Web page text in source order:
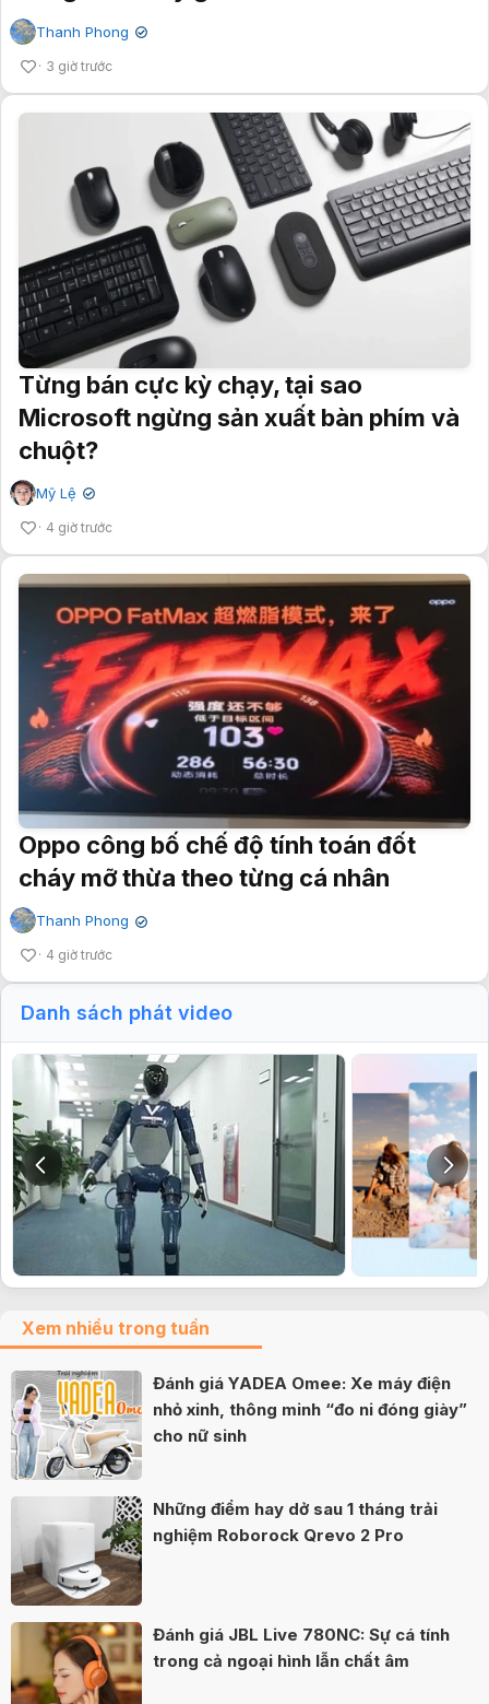
Thanh Phong ✔
3 giờ trước
Từng bán cực kỳ chạy, tại sao
Microsoft ngừng sản xuất bàn phím và
chuột?
Mỹ Lệ ✔
4 giờ trước
Oppo công bố chế độ tính toán đốt
cháy mỡ thừa theo từng cá nhân
Thanh Phong ✔
4 giờ trước
Danh sách phát video
Xem nhiều trong tuần
Đánh giá YADEA Omee: Xe máy điện
nhỏ xinh, thông minh “đo ni đóng giày”
cho nữ sinh
Những điểm hay dở sau 1 tháng trải
nghiệm Roborock Qrevo 2 Pro
Đánh giá JBL Live 780NC: Sự cá tính
trong cả ngoại hình lẫn chất âm